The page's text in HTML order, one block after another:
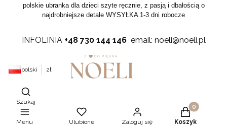
polskie ubranka dla dzieci szyte ręcznie, z pasją i dbałością o
najdrobniejsze detale WYSYŁKA 1-3 dni robocze
INFOLINIA +48 730 144 146 email: noeli@noeli.pl
polski zł
Otwórz wyszukiwarkę
Szukaj
Menu Ulubione Zaloguj się
Produkty w
Koszyk